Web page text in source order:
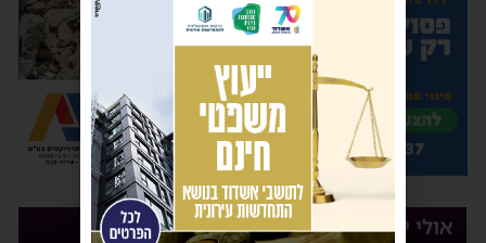
אולי יעניין אותך